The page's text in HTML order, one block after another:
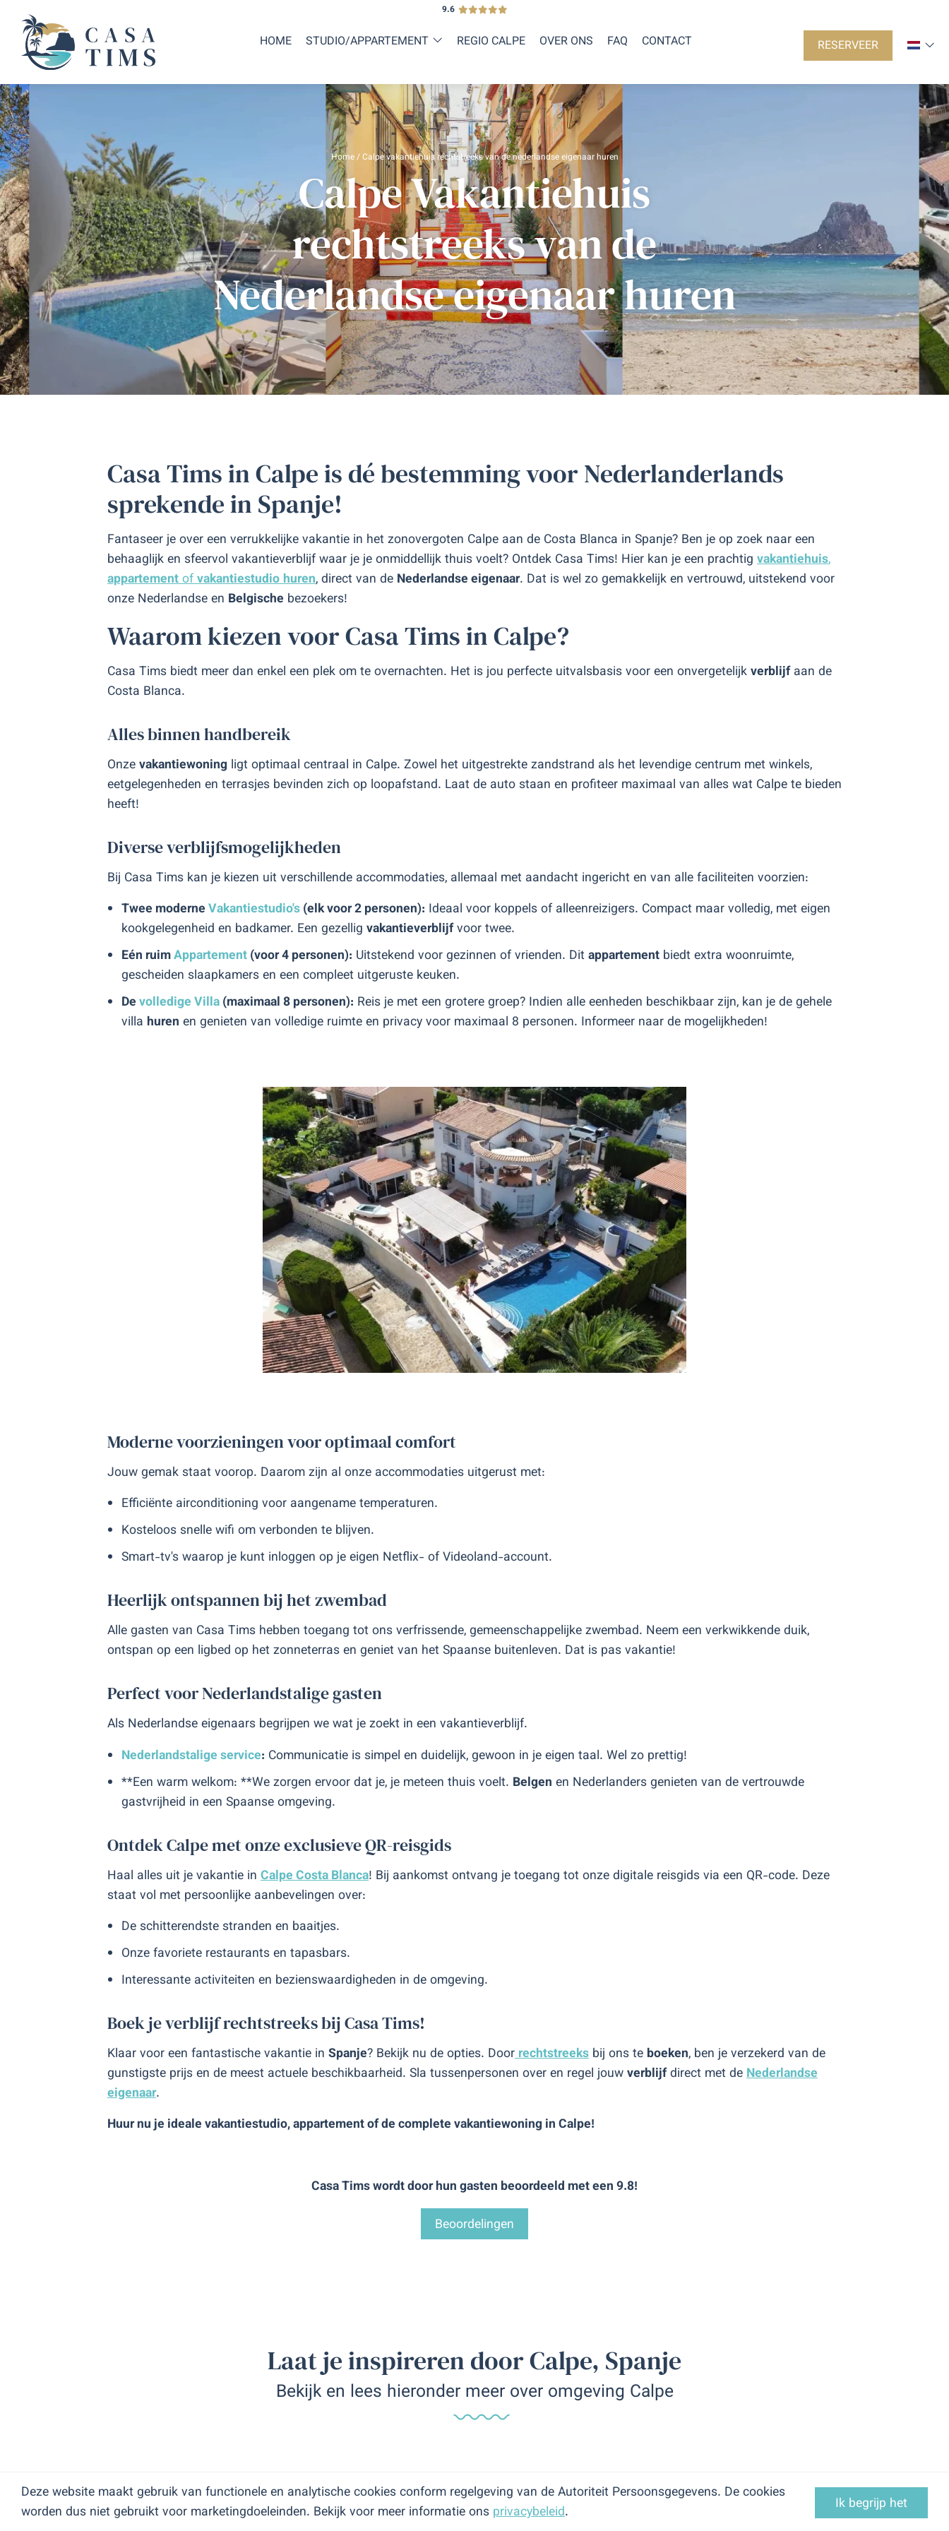
9.6
HOME STUDIO/APPARTEMENT REGIO CALPE OVER ONS FAQ CONTACT RESERVEER
Home/Calpe vakantiehuis rechtstreeks van de nederlandse eigenaar huren
Calpe Vakantiehuis
rechtstreeks van de
Nederlandse eigenaar huren
Casa Tims in Calpe is dé bestemming voor Nederlanderlands
sprekende in Spanje!
Fantaseer je over een verrukkelijke vakantie in het zonovergoten Calpe aan de Costa Blanca in Spanje? Ben je op zoek naar een
behaaglijk en sfeervol vakantieverblijf waar je je onmiddellijk thuis voelt? Ontdek Casa Tims! Hier kan je een prachtig vakantiehuis,
appartementofvakantiestudiohuren, direct van de Nederlandse eigenaar. Dat is wel zo gemakkelijk en vertrouwd, uitstekend voor
onze Nederlandse en Belgische bezoekers!
Waarom kiezen voor Casa Tims in Calpe?
Casa Tims biedt meer dan enkel een plek om te overnachten. Het is jou perfecte uitvalsbasis voor een onvergetelijkverblijfaan de
Costa Blanca.
Alles binnen handbereik
Onzevakantiewoning ligt optimaal centraal in Calpe. Zowel het uitgestrekte zandstrand als het levendige centrum met winkels,
eetgelegenheden en terrasjes bevinden zich op loopafstand. Laat de auto staan en profiteer maximaal van alles wat Calpe te bieden
heeft!
Diverse verblijfsmogelijkheden
Bij Casa Tims kan je kiezen uit verschillende accommodaties, allemaal met aandacht ingericht en van alle faciliteiten voorzien:
Twee moderneVakantiestudio's(elk voor 2 personen): Ideaal voor koppels of alleenreizigers. Compact maar volledig, met eigen
kookgelegenheid en badkamer. Een gezellig vakantieverblijfvoor twee.
Eén ruimAppartement(voor 4 personen): Uitstekend voor gezinnen of vrienden. Ditappartement biedt extra woonruimte,
gescheiden slaapkamers en een compleet uitgeruste keuken.
Devolledige Villa(maximaal 8 personen): Reis je met een grotere groep? Indien alle eenheden beschikbaar zijn, kan je de gehele
villa huren en genieten van volledige ruimte en privacy voor maximaal 8 personen. Informeer naar de mogelijkheden!
Moderne voorzieningen voor optimaal comfort
Jouw gemak staat voorop. Daarom zijn al onze accommodaties uitgerust met:
Efficiënte airconditioning voor aangename temperaturen.
Kosteloos snelle wifi om verbonden te blijven.
Smart-tv's waarop je kunt inloggen op je eigen Netflix- of Videoland-account.
Heerlijk ontspannen bij het zwembad
Alle gasten van Casa Tims hebben toegang tot ons verfrissende, gemeenschappelijke zwembad. Neem een verkwikkende duik,
ontspan op een ligbed op het zonneterras en geniet van het Spaanse buitenleven. Dat is pas vakantie!
Perfect voor Nederlandstalige gasten
Als Nederlandse eigenaars begrijpen we wat je zoekt in een vakantieverblijf.
Nederlandstalige service: Communicatie is simpel en duidelijk, gewoon in je eigen taal. Wel zo prettig!
**Een warm welkom: **We zorgen ervoor dat je, je meteen thuis voelt. Belgen en Nederlanders genieten van de vertrouwde
gastvrijheid in een Spaanse omgeving.
Ontdek Calpe met onze exclusieve QR-reisgids
Haal alles uit je vakantie in Calpe Costa Blanca! Bij aankomst ontvang je toegang tot onze digitale reisgids via een QR-code. Deze
staat vol met persoonlijke aanbevelingen over:
De schitterendste stranden en baaitjes.
Onze favoriete restaurants en tapasbars.
Interessante activiteiten en bezienswaardigheden in de omgeving.
Boek je verblijf rechtstreeks bij Casa Tims!
Klaar voor een fantastische vakantie in Spanje? Bekijk nu de opties. Doorrechtstreeks bij ons te boeken, ben je verzekerd van de
gunstigste prijs en de meest actuele beschikbaarheid. Sla tussenpersonen over en regel jouwverblijfdirect met deNederlandse
eigenaar.
Huur nu je ideale vakantiestudio, appartement of de complete vakantiewoning in Calpe!
Casa Tims wordt door hun gasten beoordeeld met een 9.8!
Beoordelingen
Laat je inspireren door Calpe, Spanje
Bekijk en lees hieronder meer over omgeving Calpe
Deze website maakt gebruik van functionele en analytische cookies conform regelgeving van de Autoriteit Persoonsgegevens. De cookies
worden dus niet gebruikt voor marketingdoeleinden. Bekijk voor meer informatie ons privacybeleid. Ik begrijp het